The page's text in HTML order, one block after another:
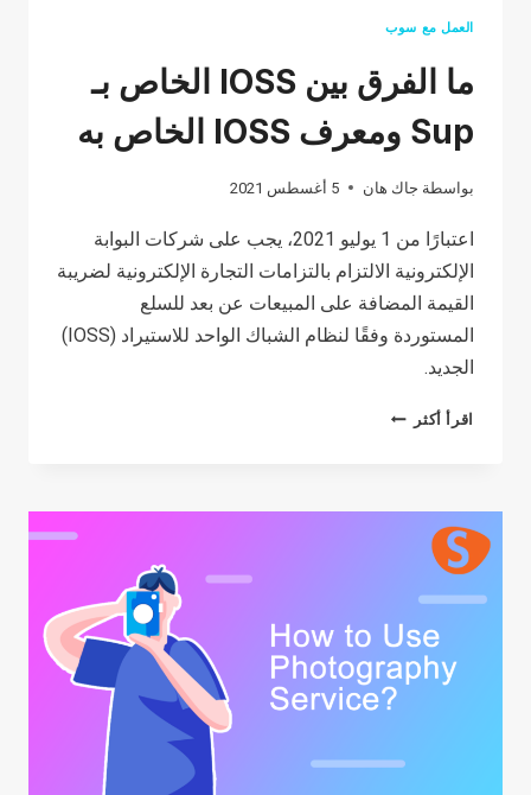
جيد
الصين؟
العمل مع سوب
ما الفرق بين IOSS الخاص بـ
Sup ومعرف IOSS الخاص به
بواسطة جاك هان 5 أغسطس 2021
اعتبارًا من 1 يوليو 2021، يجب على شركات البوابة
الإلكترونية الالتزام بالتزامات التجارة الإلكترونية لضريبة
القيمة المضافة على المبيعات عن بعد للسلع
المستوردة وفقًا لنظام الشباك الواحد للاستيراد (IOSS)
الجديد.
اقرأ أكثر
ما
IOSS
ومعرف
IOSS
الخاص